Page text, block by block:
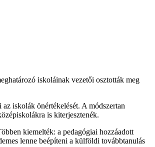
iskoláinak vezetői osztották meg
iskolák önértékelését. A módszertan
is kiterjesztenék.
kiemelték: a pedagógiai hozzáadott
lenne beépíteni a külföldi továbbtanulás